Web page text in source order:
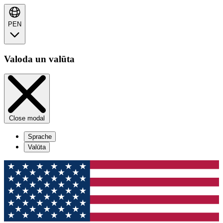
PEN
Valoda un valūta
Close modal
Sprache
Valūta